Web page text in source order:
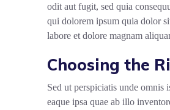
odit aut fugit, sed quia
qui dolorem ipsum quia dolor
labore et dolore magnam
Choosing the
Sed ut perspiciatis unde omnis
eaque ipsa quae ab illo